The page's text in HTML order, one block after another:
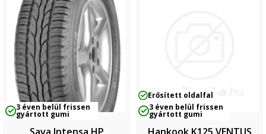
3 éven belül frissen
gyártott gumi
Erősített oldalfal
3 éven belül frissen
gyártott gumi